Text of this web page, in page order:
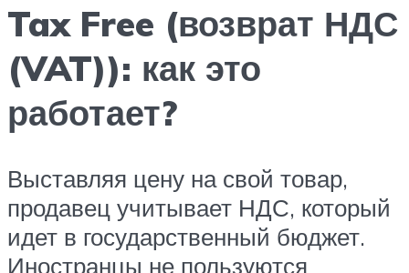
Tax Free (возврат НДС
(VAT)): как это
работает?
Выставляя цену на свой товар,
продавец учитывает НДС, который
идет в государственный бюджет.
Иностранцы не пользуются